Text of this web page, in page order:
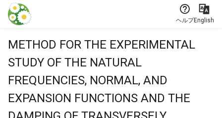
本文に飛ぶ
ヘルプEnglish
METHOD FOR THE EXPERIMENTAL
STUDY OF THE NATURAL
FREQUENCIES, NORMAL, AND
EXPANSION FUNCTIONS AND THE